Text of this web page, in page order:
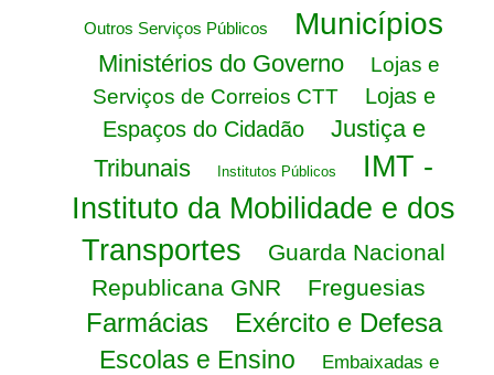
Outros Serviços Públicos Municípios
Ministérios do Governo
Lojas e
Serviços de Correios CTT
Lojas e
Espaços do Cidadão
Justiça e
Tribunais
Institutos Públicos
IMT -
Instituto da Mobilidade e dos
Transportes
Guarda Nacional
Republicana GNR
Freguesias
Farmácias Exército e Defesa
Escolas e Ensino Embaixadas e